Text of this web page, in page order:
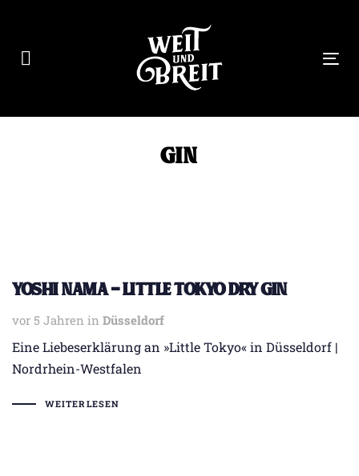
Inhalt
Gin
YOSHI NAMA – Little Tokyo Dry Gin
vor 5 Jahren in
Tags Düsseldorf
Eine Liebeserklärung an »Little Tokyo« in Düsseldorf |
Nordrhein-Westfalen
WEITERLESEN